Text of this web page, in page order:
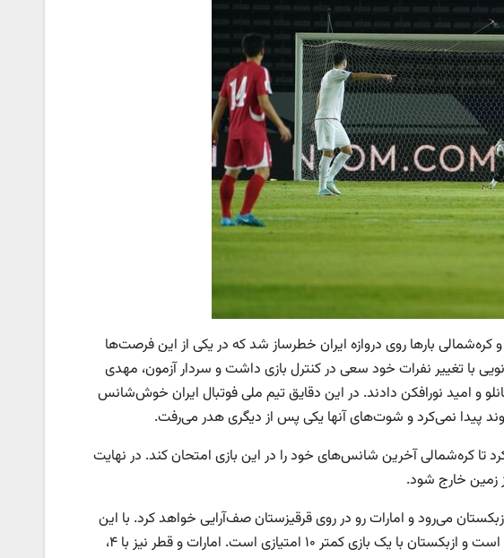
بارها روی دروازه ایران خطرساز شد که در یکی از این فرصت‌ها
با تغییر نفرات خود سعی در کنترل بازی داشت و سردار آزمون، مهدی
و امید نورافکن دادند. در این دقایق تیم ملی فوتبال ایران خوش‌شانس
پیدا نمی‌کرد و شوت‌های آنها یکی پس از دیگری هدر می‌رفت.
۹ دقیقه وقت اضافه اعلام کرد تا کره‌شمالی آخرین شانس‌های خود را در این بازی امتحان کند. در نهایت
زمین خارج شود.
و از ساعت ۱۹:۴۵ قطر به مصاف ازبکستان می‌رود و امارات رو در روی قرقیزستان صف‌آرایی خواهد کرد. با این
نتیجه و تا این لحظه تیم ملی فوتبال ایران با ۱۳ امتیاز در صدر است و ازبکستان با یک بازی کمتر ۱۰ امتیازی است. امارات و قطر نیز با ۴،